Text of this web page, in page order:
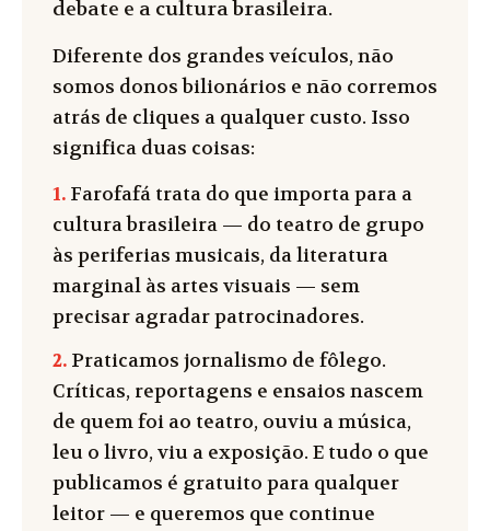
debate e a cultura brasileira.
Diferente dos grandes veículos, não
somos donos bilionários e não corremos
atrás de cliques a qualquer custo. Isso
significa duas coisas:
1. Farofafá trata do que importa para a
cultura brasileira — do teatro de grupo
às periferias musicais, da literatura
marginal às artes visuais — sem
precisar agradar patrocinadores.
2. Praticamos jornalismo de fôlego.
Críticas, reportagens e ensaios nascem
de quem foi ao teatro, ouviu a música,
leu o livro, viu a exposição. E tudo o que
publicamos é gratuito para qualquer
leitor — e queremos que continue